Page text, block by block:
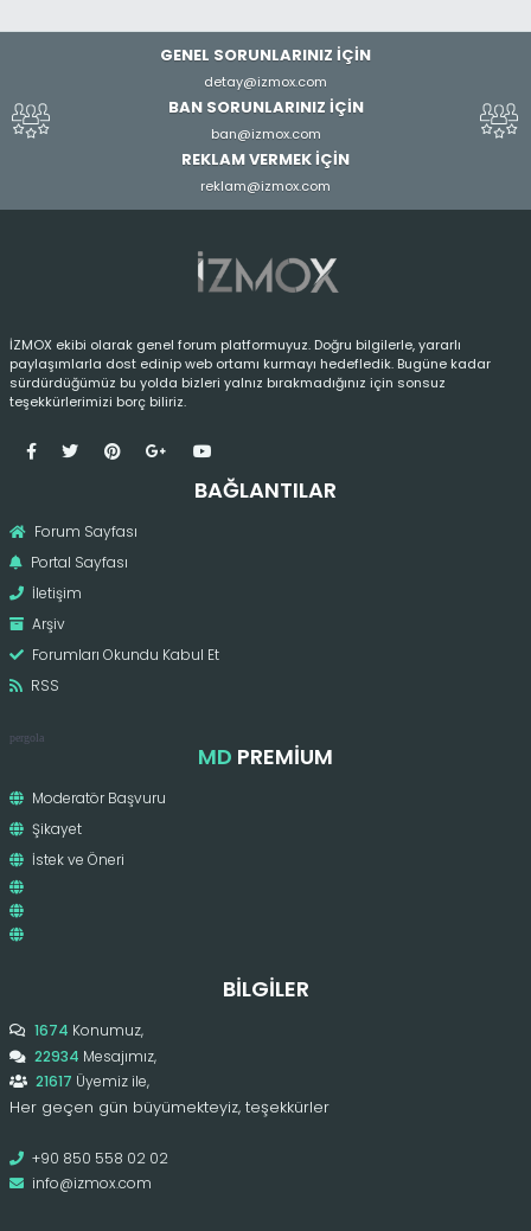
GENEL SORUNLARINIZ İÇİN
detay@izmox.com
BAN SORUNLARINIZ İÇİN
ban@izmox.com
REKLAM VERMEK İÇİN
reklam@izmox.com
İZMOX ekibi olarak genel forum platformuyuz. Doğru bilgilerle, yararlı
paylaşımlarla dost edinip web ortamı kurmayı hedefledik. Bugüne kadar
sürdürdüğümüz bu yolda bizleri yalnız bırakmadığınız için sonsuz
teşekkürlerimizi borç biliriz.
BAĞLANTILAR
Forum Sayfası
Portal Sayfası
İletişim
Arşiv
Forumları Okundu Kabul Et
RSS
pergola
MD PREMIUM
Moderatör Başvuru
Şikayet
İstek ve Öneri
BILGILER
1674 Konumuz,
22934 Mesajımız,
21617 Üyemiz ile,
Her geçen gün büyümekteyiz, teşekkürler
+90 850 558 02 02
info@izmox.com